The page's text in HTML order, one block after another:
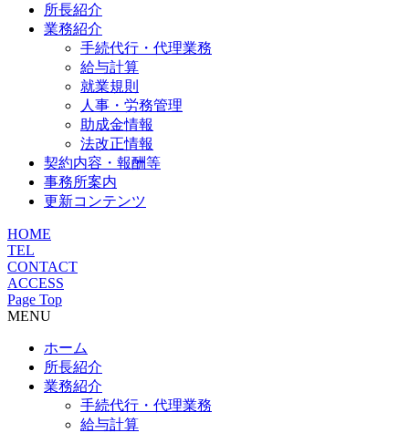
所長紹介
業務紹介
手続代行・代理業務
給与計算
就業規則
人事・労務管理
助成金情報
法改正情報
契約内容・報酬等
事務所案内
更新コンテンツ
HOME
TEL
CONTACT
ACCESS
Page Top
MENU
ホーム
所長紹介
業務紹介
手続代行・代理業務
給与計算